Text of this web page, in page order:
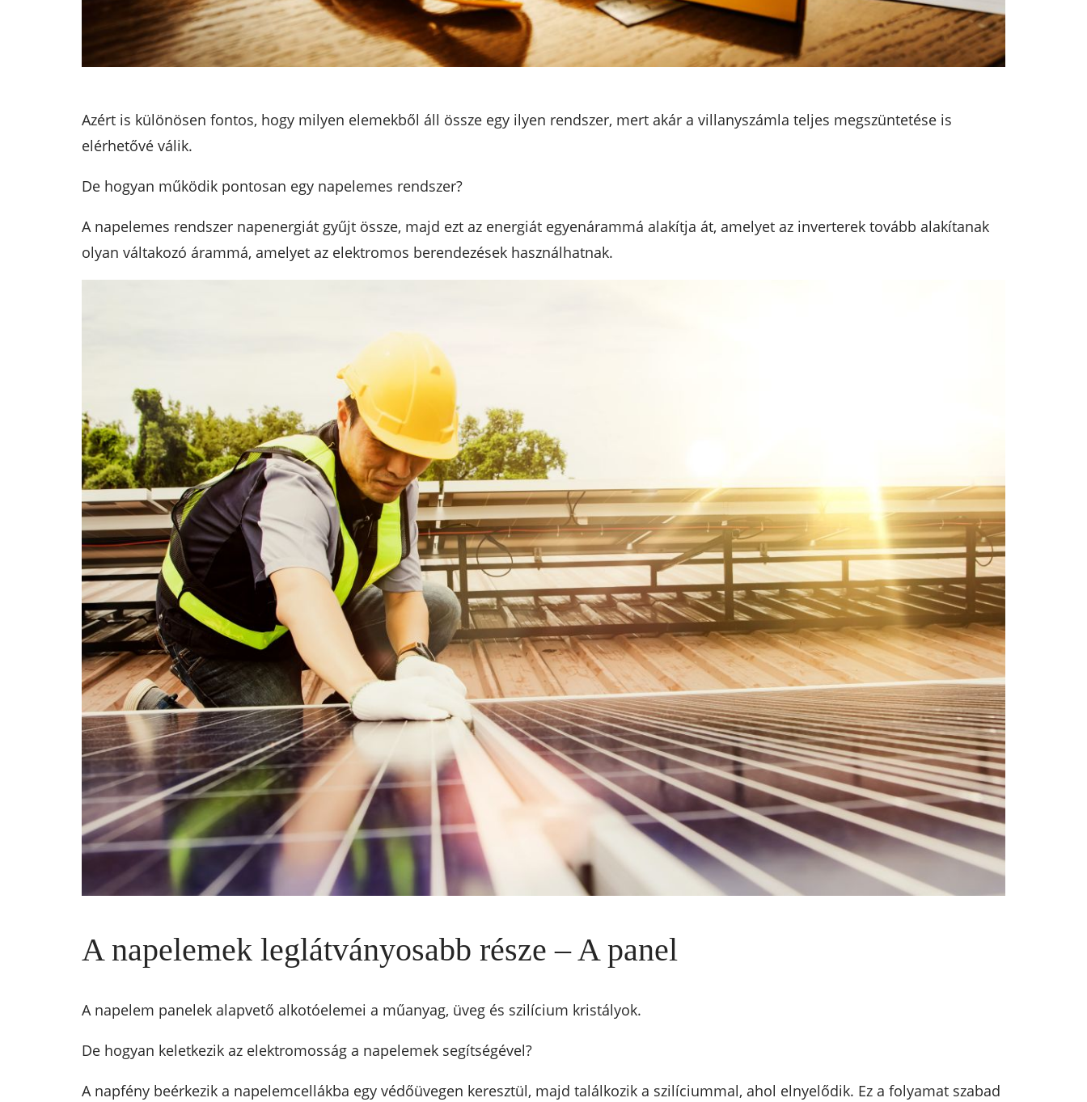
Azért is különösen fontos, hogy milyen elemekből áll össze egy ilyen rendszer, mert akár a villanyszámla teljes megszüntetése is
elérhetővé válik.
De hogyan működik pontosan egy napelemes rendszer?
A napelemes rendszer napenergiát gyűjt össze, majd ezt az energiát egyenárammá alakítja át, amelyet az inverterek tovább alakítanak
olyan váltakozó árammá, amelyet az elektromos berendezések használhatnak.
A napelemek leglátványosabb része – A panel
A napelem panelek alapvető alkotóelemei a műanyag, üveg és szilícium kristályok.
De hogyan keletkezik az elektromosság a napelemek segítségével?
A napfény beérkezik a napelemcellákba egy védőüvegen keresztül, majd találkozik a szilíciummal, ahol elnyelődik. Ez a folyamat szabad